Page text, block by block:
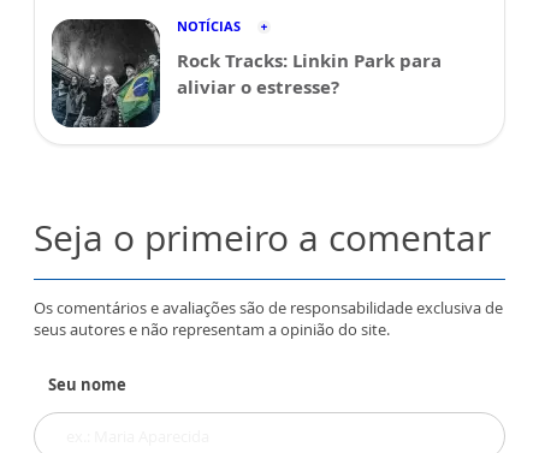
NOTÍCIAS
Rock Tracks: Linkin Park para
aliviar o estresse?
Seja o primeiro a comentar
Os comentários e avaliações são de responsabilidade exclusiva de
seus autores e não representam a opinião do site.
Seu nome